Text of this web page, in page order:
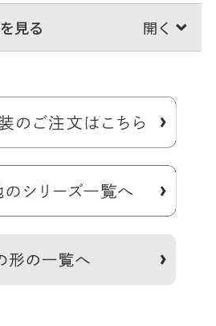
見る
ラフに持てるショルダーバッグ。
が付いており、シンプルな作りで出し入
ザーズバッグとしてもおススメです。